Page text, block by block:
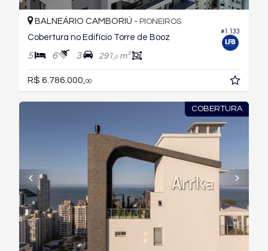
#1.133
BALNEÁRIO CAMBORIÚ - PIONEIROS
Cobertura no Edifício Torre de Booz
5 6 3 291,0m²
R$ 6.786.000, 00
COBERTURA